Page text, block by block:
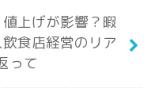
上げが影響？暇
食店経営のリア
って